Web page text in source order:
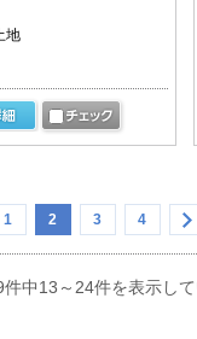
地
1 2 3 4
中13～24件を表示し